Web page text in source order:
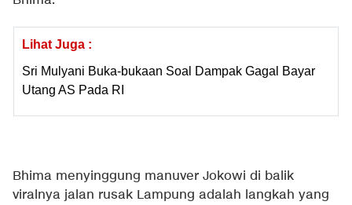
Lihat Juga :
Sri Mulyani Buka-bukaan Soal Dampak Gagal Bayar
Utang AS Pada RI
Bhima menyinggung manuver Jokowi di balik
viralnya jalan rusak Lampung adalah langkah yang